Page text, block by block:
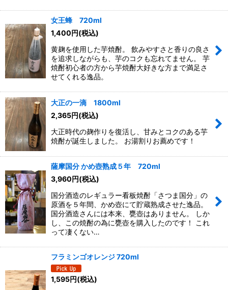
女王蜂 720ml
1,400円(税込)
黄麹を使用した芋焼酎。 飲みやすさと香りの良さ
を追求しながらも、芋のコクも忘れてません。 芋
焼酎初心者の方から芋焼酎大好きな方まで満足さ
せてくれる逸品。
大正の一滴 1800ml
2,365円(税込)
大正時代の麹作りを復活し、甘みとコクのある芋
焼酎が誕生しました。 お湯割りお薦めです！
薩摩国分 かめ壺熟成５年 720ml
3,960円(税込)
国分酒造のレギュラー看板焼酎「さつま国分」の
原酒を５年間、かめ壺にて貯蔵熟成させた逸品。
国分酒造さんには本来、甕壺はありません。 しか
し、この焼酎の為に甕壺を購入したのです！ これ
って凄くない…
フラミンゴオレンジ 720ml
1,595円(税込)